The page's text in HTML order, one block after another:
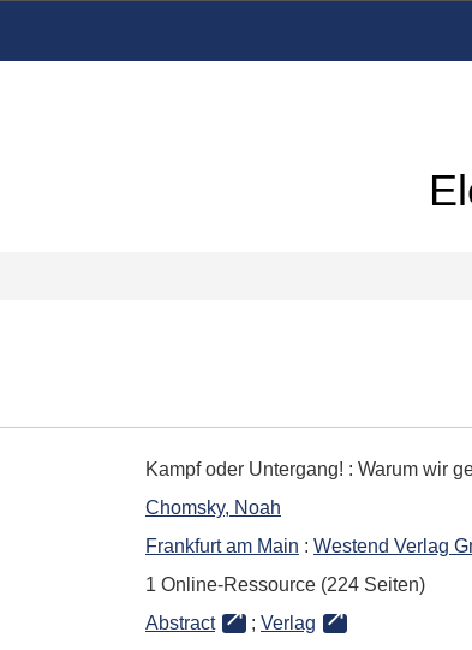
Kampf oder Untergang! : Warum wir
Chomsky, Noah
Frankfurt am Main : Westend Verlag
1 Online-Ressource (224 Seiten)
Abstract ; Verlag